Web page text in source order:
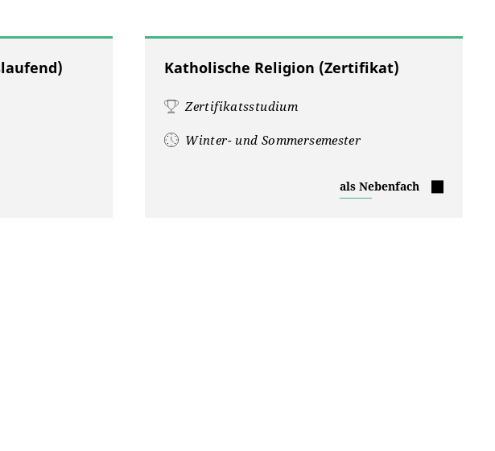
Katholische Religion (Zertifikat)
Zertifikatsstudium
Winter- und Sommersemester
Katholische
Religion
als Nebenfach